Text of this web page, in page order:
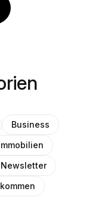
Business
Newsletter